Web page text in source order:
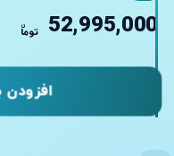
52,995,000 توما
ن
افزودن